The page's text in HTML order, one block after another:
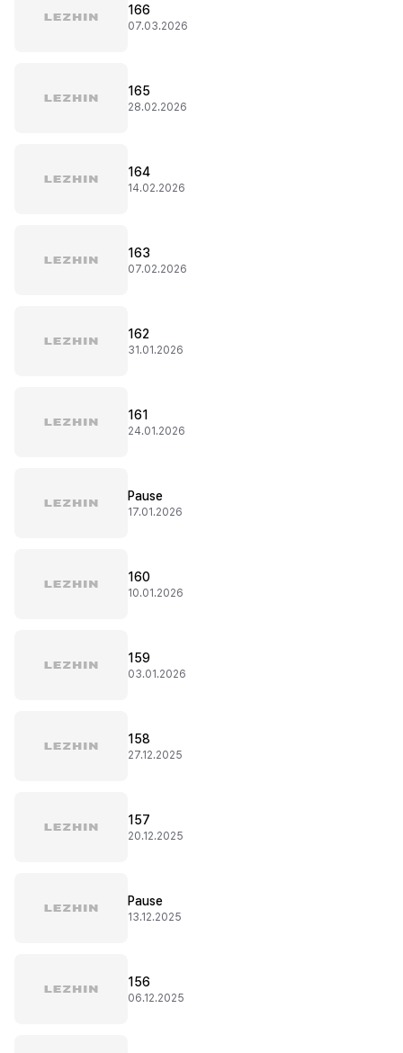
166
07.03.2026
165
28.02.2026
164
14.02.2026
163
07.02.2026
162
31.01.2026
161
24.01.2026
Pause
17.01.2026
160
10.01.2026
159
03.01.2026
158
27.12.2025
157
20.12.2025
Pause
13.12.2025
156
06.12.2025